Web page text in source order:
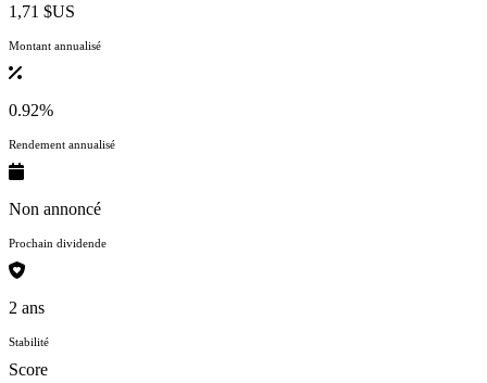
1,71 $US
Montant annualisé
0.92%
Rendement annualisé
Non annoncé
Prochain dividende
2 ans
Stabilité
Score